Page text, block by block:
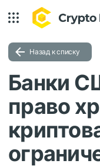
Назад к списку
Банки
право